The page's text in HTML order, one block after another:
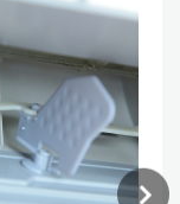
なったか
たから
なくなって